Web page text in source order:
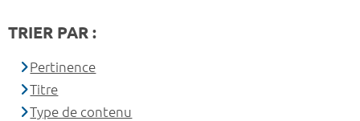
TRIER PAR :
Pertinence
Titre
Type de contenu